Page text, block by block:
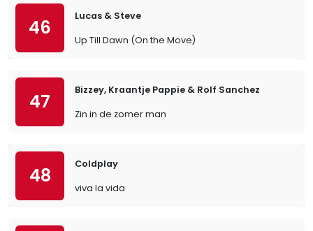
46
Lucas & Steve
Up Till Dawn (On the Move)
47
Bizzey, Kraantje Pappie & Rolf Sanchez
Zin in de zomer man
48
Coldplay
viva la vida